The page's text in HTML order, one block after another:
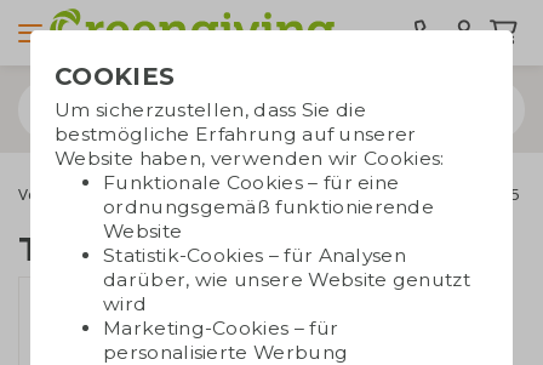
Verschenkmomente Ostergeschenke Tony's Osterpaket A5
Tony's Osterpaket A5
COOKIES
Um sicherzustellen, dass Sie die
bestmögliche Erfahrung auf unserer
Website haben, verwenden wir Cookies:
Funktionale Cookies – für eine
ordnungsgemäß funktionierende
Website
Statistik-Cookies – für Analysen
darüber, wie unsere Website genutzt
wird
Marketing-Cookies – für
personalisierte Werbung